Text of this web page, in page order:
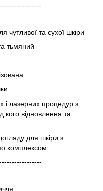
чутливої ​​та сухої шкіри
тьмяний
і лазерних процедур з
відновлення та
для шкіри з
комплексом